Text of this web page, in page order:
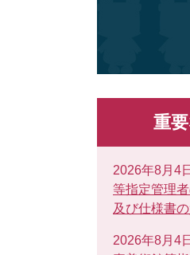
重
2026年8月4
等指定管理
及び仕様書
2026年8月4